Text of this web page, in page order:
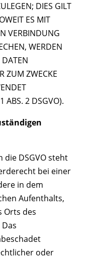
DIES GILT
ES MIT
VERBINDUNG
WERDEN
DATEN
ZUM ZWECKE
ABS. 2 DSGVO).
die DSGVO steht
bei einer
in dem
Aufenthalts,
Orts des
oder